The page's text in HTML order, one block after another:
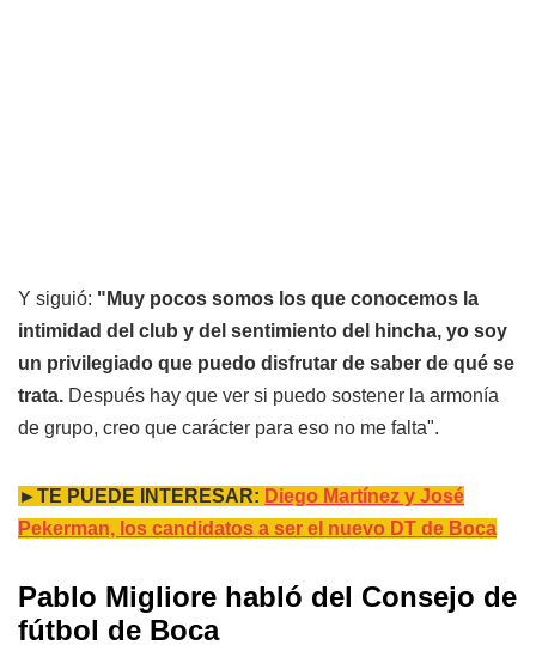
Y siguió: "Muy pocos somos los que conocemos la
intimidad del club y del sentimiento del hincha, yo soy
un privilegiado que puedo disfrutar de saber de qué se
trata. Después hay que ver si puedo sostener la armonía
de grupo, creo que carácter para eso no me falta".
►TE PUEDE INTERESAR: Diego Martínez y José
Pekerman, los candidatos a ser el nuevo DT de Boca
Pablo Migliore habló del Consejo de
fútbol de Boca